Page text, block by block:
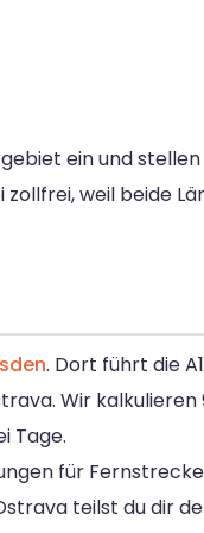
ein und stellen
weil beide
. Dort führt die
Wir kalkulieren
Tage.
für
teilst du dir